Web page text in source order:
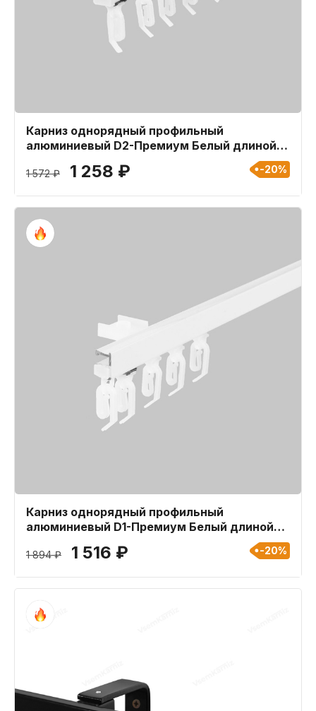
Карниз однорядный профильный
алюминиевый D2-Премиум Белый длиной
1 572 ₽ 1 258 ₽ -20%
Карниз однорядный профильный
алюминиевый D1-Премиум Белый длиной
1 894 ₽ 1 516 ₽ -20%